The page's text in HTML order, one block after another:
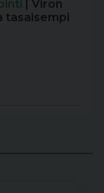
| Viron
tasaisempi